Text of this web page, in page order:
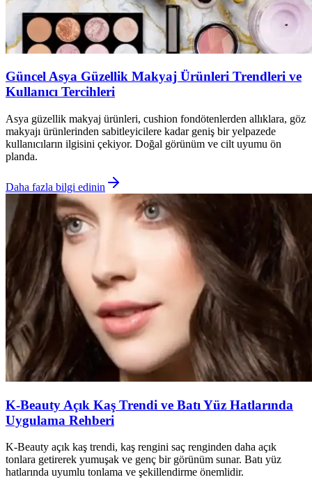
Güncel Asya Güzellik Makyaj Ürünleri Trendleri ve
Kullanıcı Tercihleri
Asya güzellik makyaj ürünleri, cushion fondötenlerden allıklara, göz
makyajı ürünlerinden sabitleyicilere kadar geniş bir yelpazede
kullanıcıların ilgisini çekiyor. Doğal görünüm ve cilt uyumu ön
planda.
Daha fazla bilgi edinin
K-Beauty Açık Kaş Trendi ve Batı Yüz Hatlarında
Uygulama Rehberi
K-Beauty açık kaş trendi, kaş rengini saç renginden daha açık
tonlara getirerek yumuşak ve genç bir görünüm sunar. Batı yüz
hatlarında uyumlu tonlama ve şekillendirme önemlidir.